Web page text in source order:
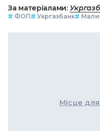
За матеріалами:
# ФОП# Укргазбанк#
Місце